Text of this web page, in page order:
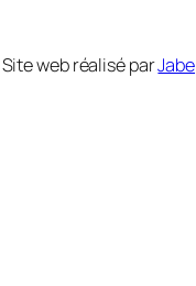
web réalisé parJabe